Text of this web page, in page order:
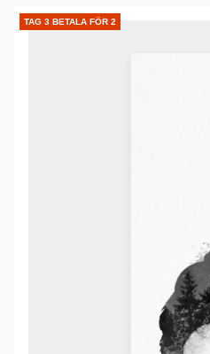
TAG 3 BETALA FÖR 2
Tuotekuvat